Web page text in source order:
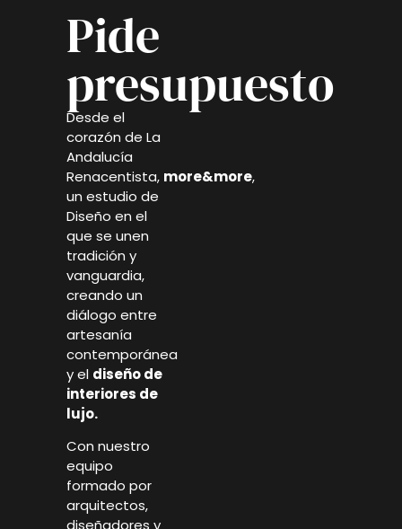
Pide
presupuesto
Desde el
corazón de La
Andalucía
Renacentista, more&more,
un estudio de
Diseño en el
que se unen
tradición y
vanguardia,
creando un
diálogo entre
artesanía
contemporánea
y el diseño de
interiores de
lujo.
Con nuestro
equipo
formado por
arquitectos,